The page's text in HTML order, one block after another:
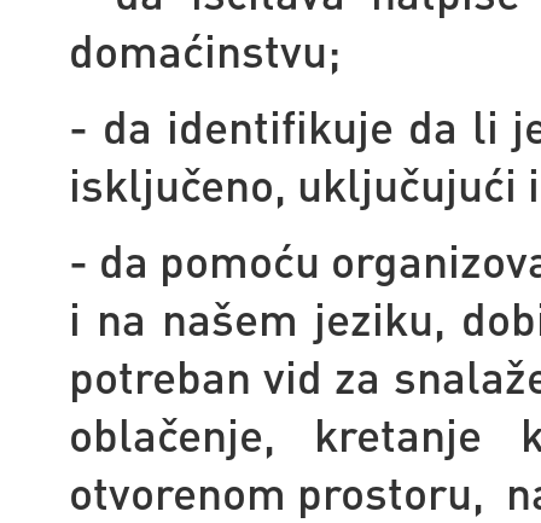
domaćinstvu;
- da identifikuje da li
isključeno, uključujući
- da pomoću
i na našem jeziku,
potreban vid za
oblačenje,
otvorenom prostoru,